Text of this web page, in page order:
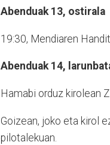
Abenduak 13, ostirala
19:30, Mendiaren
Abenduak 14,
Hamabi orduz kirolean
Goizean, joko eta kirol
pilotalekuan.